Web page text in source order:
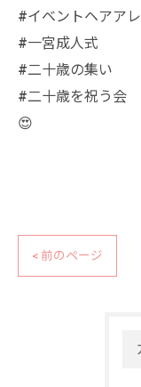
#イベントヘアア
#一宮成人式
#二十歳の集い
#二十歳を祝う会
😍
< 前のページ